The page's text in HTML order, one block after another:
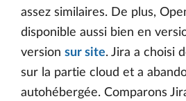
assez similaires. De plus,
disponible aussi bien en
version sur site. Jira a choisi
sur la partie cloud et a
autohébergée. Comparons